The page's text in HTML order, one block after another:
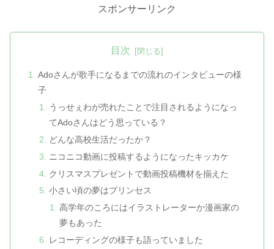
スポンサーリンク
目次
Adoさんが歌手になるまでの流れのインタビューの様
子
うっせぇわが売れたことで注目されるようになっ
てAdoさんはどう思っている？
どんな高校生活だったか？
ニコニコ動画に投稿するようになったキッカケ
クリスマスプレゼントで動画投稿機材を揃えた
小さい頃の夢はプリンセス
高学年のころにはイラストレーターか漫画家の
夢もあった
レコーディングの様子も語っていました